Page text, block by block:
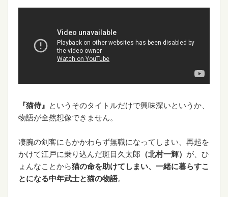
『猫侍』 というそのタイトルだけで興味深いというか、
物語が全然想像できません。
凄腕の剣客にもかかわらず無職になってしまい、再起を
かけて江戸に乗り込んだ斑目久太郎 （北村一輝） が、ひ
ょんなことから猫の命を助けてしまい、一緒に暮らすこ
とになる中年武士と猫の物語。